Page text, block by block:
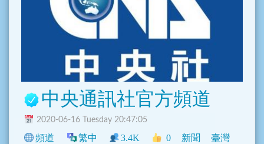
中央通訊社官方頻道
2020-06-16 Tuesday 20:47:05
頻道 繁中 3.4K 0 新聞 臺灣